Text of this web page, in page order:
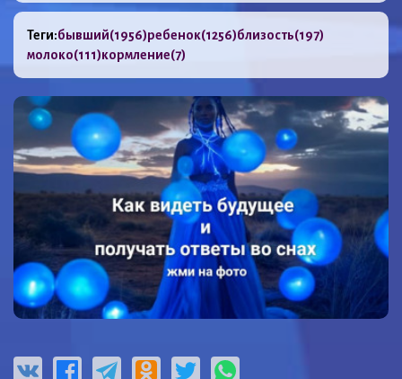
Теги:бывший(1956)ребенок(1256)близость(197)
молоко(111)кормление(7)